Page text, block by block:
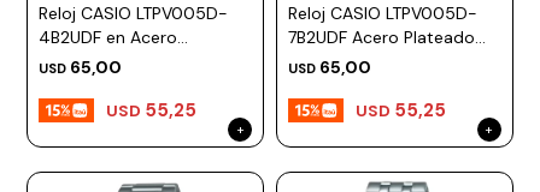
Reloj CASIO LTPV005D-
4B2UDF en Acero
Plateado Esfera 28mm
USD 65,00
USD 55,25
Reloj CASIO LTPV005D-
7B2UDF Acero Plateado
Esfera 28mm
USD 65,00
USD 55,25